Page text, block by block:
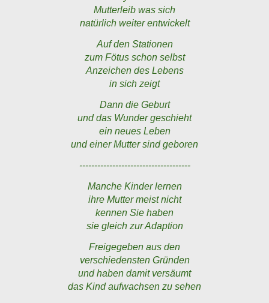
Mutterleib was sich
natürlich weiter entwickelt
Auf den Stationen
zum Fötus schon selbst
Anzeichen des Lebens
in sich zeigt
Dann die Geburt
und das Wunder geschieht
ein neues Leben
und einer Mutter sind geboren
-------------------------------------
Manche Kinder lernen
ihre Mutter meist nicht
kennen Sie haben
sie gleich zur Adaption
Freigegeben aus den
verschiedensten Gründen
und haben damit versäumt
das Kind aufwachsen zu sehen